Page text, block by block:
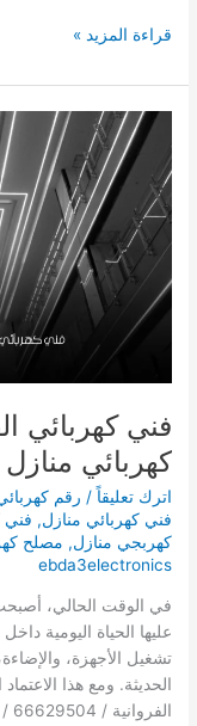
فني
الجهراء
/
66992239
/
كهربائي
منازل
الكويت
قراءة المزيد »
كهربائي
اترك تعليقاً / رقم
فني كهربائي منازل, فني
كهربجي منازل, مصلح
ebda3electronics
في الوقت الحالي،
عليها الحياة اليومية
تشغيل الأجهزة،
الحديثة. ومع هذا